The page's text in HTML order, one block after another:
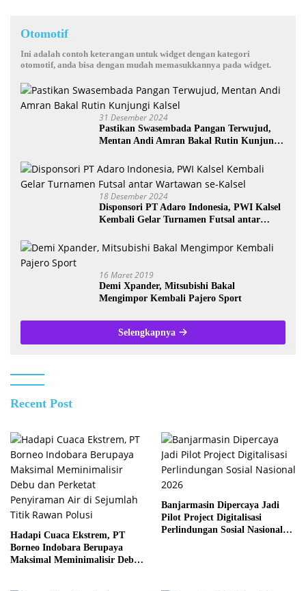
Otomotif
Ini adalah contoh keterangan untuk widget dengan kategori
otomotif, anda bisa dengan mudah memasukkannya pada widget.
31 Desember 2024
Pastikan Swasembada Pangan Terwujud,
Mentan Andi Amran Bakal Rutin Kunjungi
18 Desember 2024
Disponsori PT Adaro Indonesia, PWI Kalsel
Kembali Gelar Turnamen Futsal antar
16 Maret 2019
Demi Xpander, Mitsubishi Bakal
Mengimpor Kembali Pajero Sport
Selengkapnya
Recent Post
Hadapi Cuaca Ekstrem, PT
Borneo Indobara Berupaya
Maksimal Meminimalisir Debu
Banjarmasin Dipercaya Jadi
Pilot Project Digitalisasi
Perlindungan Sosial Nasional